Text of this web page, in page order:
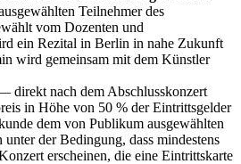
Teilnehmer des
vom Dozenten und
ein Rezital in Berlin in nahe Zukunft
wird gemeinsam mit dem Künstler
direkt nach dem Abschlusskonzert
in Höhe von 50 % der Eintrittsgelder
dem von Publikum ausgewählten
der Bedingung, dass mindestens
erscheinen, die eine Eintrittskarte